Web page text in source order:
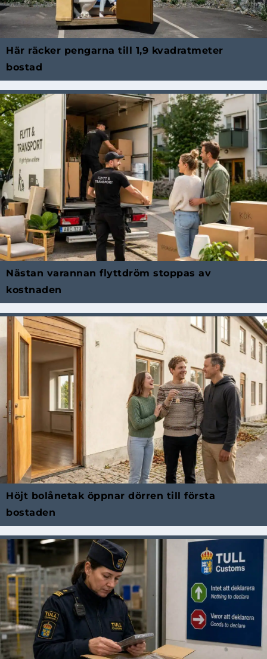
Här räcker pengarna till 1,9 kvadratmeter
bostad
Nästan varannan flyttdröm stoppas av
kostnaden
Höjt bolånetak öppnar dörren till första
bostaden